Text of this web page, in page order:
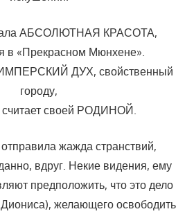
АБСОЛЮТНАЯ КРАСОТА,
в «Прекрасном Мюнхене».
ИМПЕРСКИЙ ДУХ, свойственный
городу,
считает своей РОДИНОЙ.
жажда странствий,
вдруг. Некие видения, ему
предположить, что это дело
желающего освободить